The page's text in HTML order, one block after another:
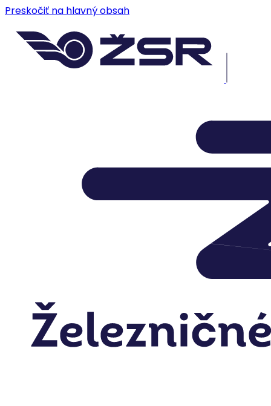
Preskočiť na hlavný obsah